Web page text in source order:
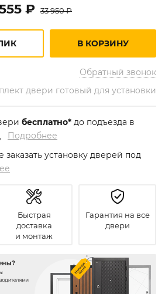
₽ 33 950 ₽
Обратный звонок
В КОРЗИНУ
двери готовый для установки
бесплатно* до подъезда в
Подробнее
установку дверей под
Быстрая
доставка
и монтаж
Гарантия на все
двери